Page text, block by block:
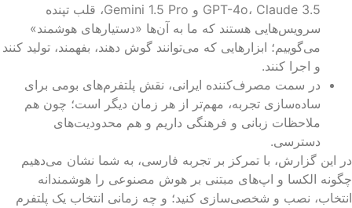
GPT-4o، Claude 3.5 و Gemini 1.5 Pro، قلب تپنده
سرویس‌هایی هستند که ما به آن‌ها «دستیارهای هوشمند»
می‌گوییم؛ ابزارهایی که می‌توانند گوش دهند، بفهمند، تولید کنند
و اجرا کنند.
در سمت مصرف‌کننده ایرانی، نقش پلتفرم‌های بومی برای
ساده‌سازی تجربه، مهم‌تر از هر زمان دیگر است؛ چون هم
ملاحظات زبانی و فرهنگی داریم و هم محدودیت‌های
دسترسی.
این گزارش، با تمرکز بر تجربه فارسی، به شما نشان می‌دهیم
الکسا و اپ‌های مبتنی بر هوش مصنوعی را هوشمندانه
نصب و شخصی‌سازی کنید؛ و چه زمانی انتخاب یک پلتفرم